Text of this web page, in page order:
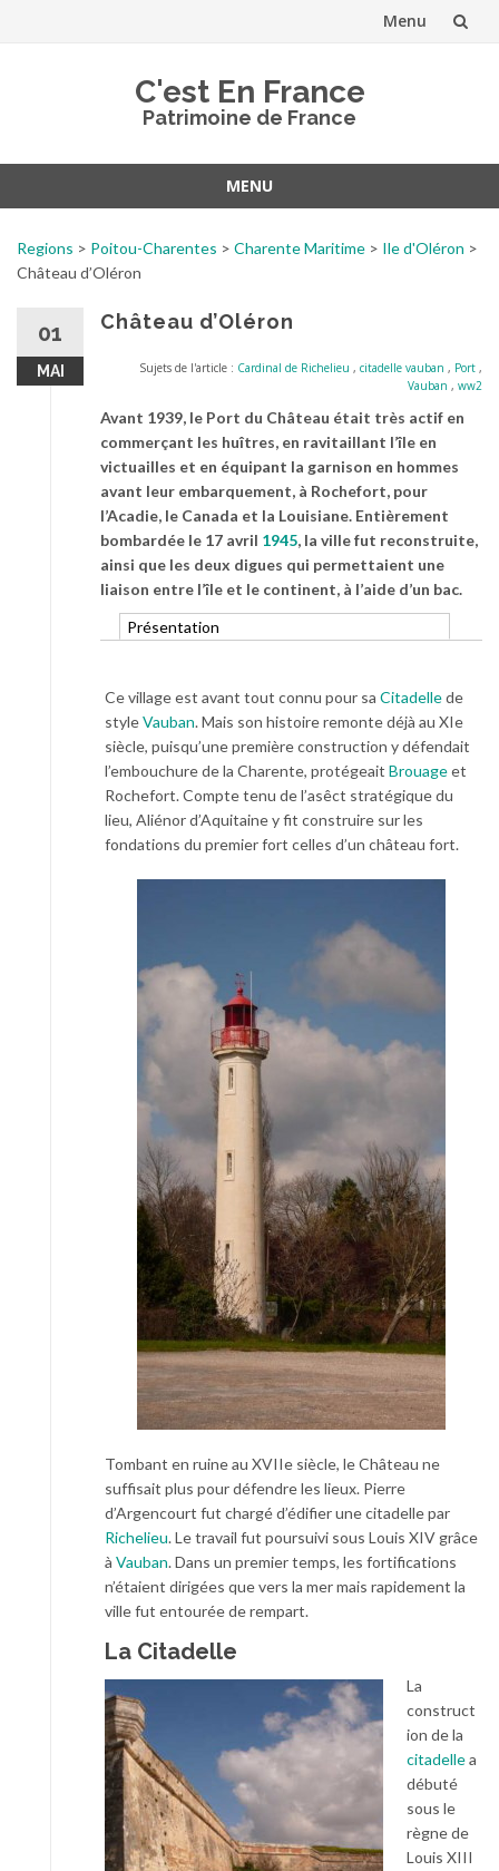
Menu
C'est En France
Patrimoine de France
MENU
contenu
Regions > Poitou-Charentes > Charente Maritime > Ile d'Oléron >
Château d’Oléron
01
MAI
Château d’Oléron
Sujets de l'article : Cardinal de Richelieu , citadelle vauban , Port ,
Vauban , ww2
Avant 1939, le Port du Château était très actif en
commerçant les huîtres, en ravitaillant l’île en
victuailles et en équipant la garnison en hommes
avant leur embarquement, à Rochefort, pour
l’Acadie, le Canada et la Louisiane. Entièrement
bombardée le 17 avril 1945, la ville fut reconstruite,
ainsi que les deux digues qui permettaient une
liaison entre l’île et le continent, à l’aide d’un bac.
Présentation
Ce village est avant tout connu pour sa Citadellede
styleVauban. Mais son histoire remonte déjà au XIe
siècle, puisqu’une première construction y défendait
l’embouchure de la Charente, protégeait Brouageet
Rochefort. Compte tenu de l’asêct stratégique du
lieu, Aliénor d’Aquitaine y fit construire sur les
fondations du premier fort celles d’un château fort.
Tombant en ruine au XVIIe siècle, le Château ne
suffisait plus pour défendre les lieux. Pierre
d’Argencourt fut chargé d’édifier une citadelle par
Richelieu. Le travail fut poursuivi sous Louis XIV grâce
à Vauban. Dans un premier temps, les fortifications
n’étaient dirigées que vers la mer mais rapidement la
ville fut entourée de rempart.
La Citadelle
La
construct
ion de la
citadellea
débuté
sous le
règne de
Louis XIII